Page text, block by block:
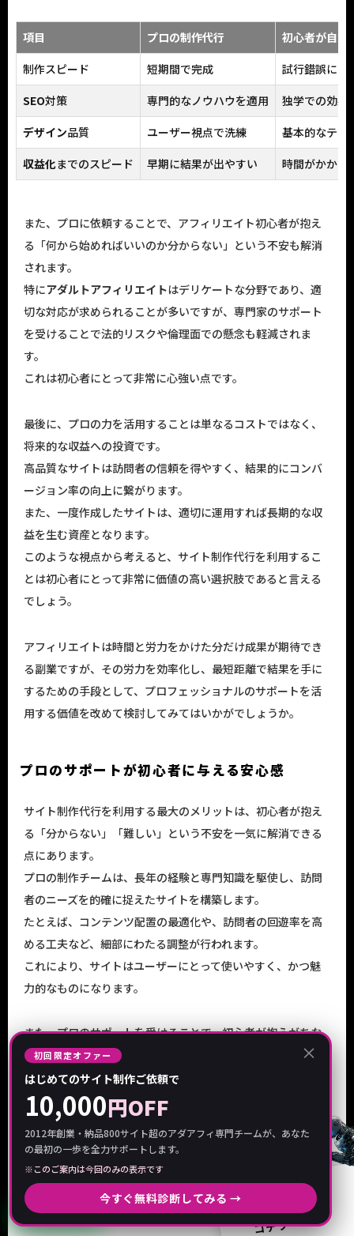
項目 プロの制作代行
初心者が自力
制作スピード
短期間で完成
試行錯誤によ
SEO対策 専門的なノウハウを適用
独学での効果
デザイン品質 ユーザー視点で洗練
基本的なテン
収益化までのスピード 早期に結果が出やすい 時間がかかる
また、プロに依頼することで、アフィリエイト初心者が抱え
る「何から始めればいいのか分からない」という不安も解消
されます。
特にアダルトアフィリエイトはデリケートな分野であり、適
切な対応が求められることが多いですが、専門家のサポート
を受けることで法的リスクや倫理面での懸念も軽減されま
す。
これは初心者にとって非常に心強い点です。
最後に、プロの力を活用することは単なるコストではなく、
将来的な収益への投資です。
高品質なサイトは訪問者の信頼を得やすく、結果的にコンバ
ージョン率の向上に繋がります。
また、一度作成したサイトは、適切に運用すれば長期的な収
益を生む資産となります。
このような視点から考えると、サイト制作代行を利用するこ
とは初心者にとって非常に価値の高い選択肢であると言える
でしょう。
アフィリエイトは時間と労力をかけた分だけ成果が期待でき
る副業ですが、その労力を効率化し、最短距離で結果を手に
するための手段として、プロフェッショナルのサポートを活
用する価値を改めて検討してみてはいかがでしょうか。
プロのサポートが初心者に与える安心感
サイト制作代行を利用する最大のメリットは、初心者が抱え
る「分からない」「難しい」という不安を一気に解消できる
点にあります。
プロの制作チームは、長年の経験と専門知識を駆使し、訪問
者のニーズを的確に捉えたサイトを構築します。
たとえば、コンテンツ配置の最適化や、訪問者の回遊率を高
める工夫など、細部にわたる調整が行われます。
これにより、サイトはユーザーにとって使いやすく、かつ魅
力的なものになります。
また、プロのサポートを受けることで、初心者が抱えがちな
「どこから手をつけていいか分からない」という問題も解消
されます。
プロに任せることで、アフィリエイト運営者は自分自身が注
力すべき部分――たとえば、アフィリエイト先の選定や広告戦略
の計画――に集中することが可能になります。
収益化までのスピードアップを実現お問い合わせは
コチラ
×
初回限定オファー
はじめてのサイト制作ご依頼で
10,000円OFF
2012年創業・納品800サイト超のアダアフィ専門チームが、あなた
の最初の一歩を全力サポートします。
※このご案内は今回のみの表示です
今すぐ無料診断してみる →